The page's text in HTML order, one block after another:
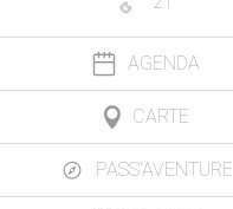
AGENDA
CARTE
PASS'AVENTURE